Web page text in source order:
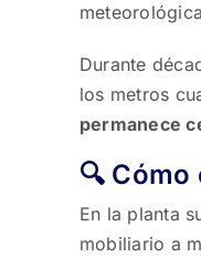
Durante
los metros
permanece
🔍
En la planta
mobiliario a